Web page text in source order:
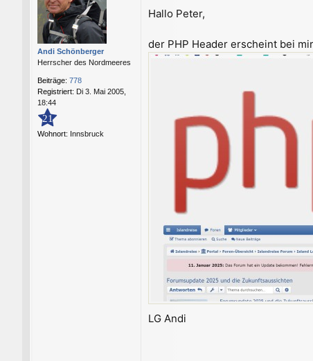
Andi Schönberger
Herrscher des Nordmeeres
Beiträge: 778
Registriert: Di 3. Mai 2005,
18:44
21
Wohnort: Innsbruck
i
a
Hallo Peter,
der PHP Header erscheint bei
LG Andi